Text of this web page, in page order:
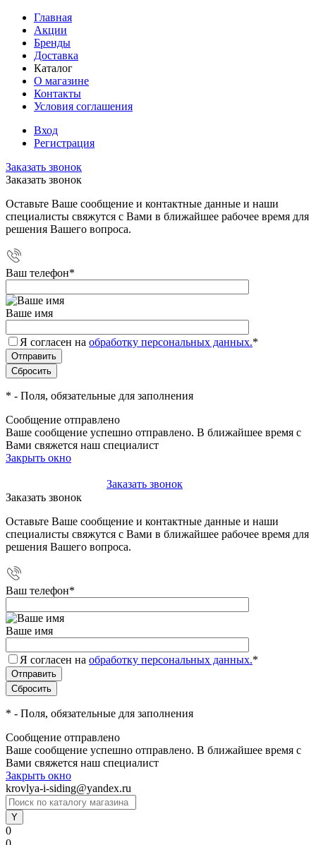
Главная
Акции
Бренды
Доставка
Каталог
О магазине
Контакты
Условия соглашения
Вход
Регистрация
Заказать звонок
Заказать звонок
Оставьте Ваше сообщение и контактные данные и наши
специалисты свяжутся с Вами в ближайшее рабочее время для
решения Вашего вопроса.
Ваш телефон*
Ваше имя
Я согласен на обработку персональных данных.*
* - Поля, обязательные для заполнения
Сообщение отправлено
Ваше сообщение успешно отправлено. В ближайшее время с
Вами свяжется наш специалист
Закрыть окно
Заказать звонок
Заказать звонок
Оставьте Ваше сообщение и контактные данные и наши
специалисты свяжутся с Вами в ближайшее рабочее время для
решения Вашего вопроса.
Ваш телефон*
Ваше имя
Я согласен на обработку персональных данных.*
* - Поля, обязательные для заполнения
Сообщение отправлено
Ваше сообщение успешно отправлено. В ближайшее время с
Вами свяжется наш специалист
Закрыть окно
krovlya-i-siding@yandex.ru
0